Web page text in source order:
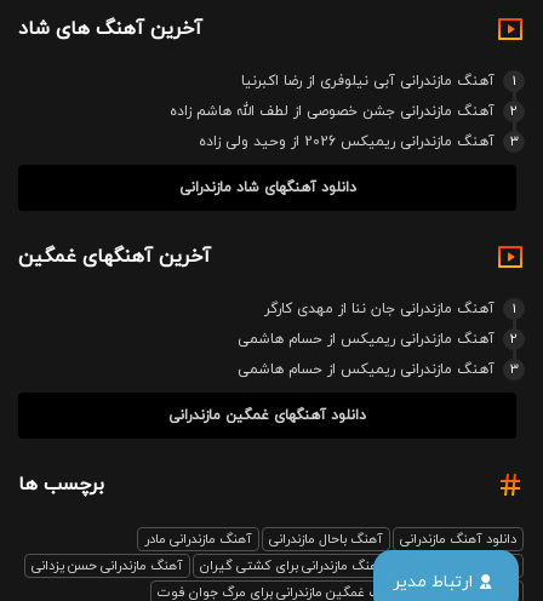
ارتباط مدیر
آخرین آهنگ های شاد
1
آهنگ مازندرانی آبی نیلوفری از رضا اکبرنیا
2
آهنگ مازندرانی جشن خصوصی از لطف الله هاشم زاده
3
آهنگ مازندرانی ریمیکس 2026 از وحید ولی زاده
دانلود آهنگهای شاد مازندرانی
آخرین آهنگهای غمگین
1
آهنگ مازندرانی جان ننا از مهدی کارگر
2
آهنگ مازندرانی ریمیکس از حسام هاشمی
3
آهنگ مازندرانی ریمیکس از حسام هاشمی
دانلود آهنگهای غمگین مازندرانی
برچسب ها
دانلود آهنگ مازندرانی آهنگ باحال مازندرانی
آهنگ مازندرانی مادر
آهنگ مازندرانی برای کشتی گیران
آهنگ مازندرانی حسن یزدانی
بابل صدا ریمیکس
آهنگ غمگین مازندرانی برای مرگ جوان فوت